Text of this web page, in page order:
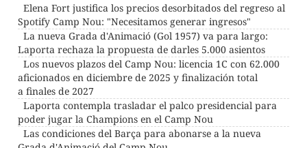
Elena Fort justifica los precios desorbitados del regreso al
Spotify Camp Nou: "Necesitamos generar ingresos"
La nueva Grada d'Animació (Gol 1957) va para largo:
Laporta rechaza la propuesta de darles 5.000 asientos
Los nuevos plazos del Camp Nou: licencia 1C con 62.000
aficionados en diciembre de 2025 y finalización total
a finales de 2027
Laporta contempla trasladar el palco presidencial para
poder jugar la Champions en el Camp Nou
Las condiciones del Barça para abonarse a la nueva